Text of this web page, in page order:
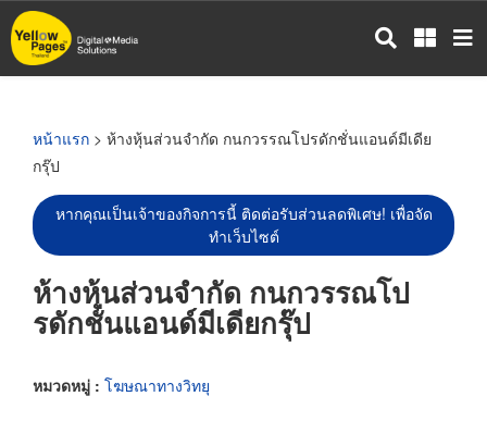
ข้าม
ไป
หน้าแรก > ห้างหุ้นส่วนจำกัด กนกวรรณโปรดักชั่นแอนด์มีเดีย
กรุ๊ป
หากคุณเป็นเจ้าของกิจการนี้ ติดต่อรับส่วนลดพิเศษ! เพื่อจัด
ทำเว็บไซต์
ห้างหุ้นส่วนจำกัด กนกวรรณโป
รดักชั่นแอนด์มีเดียกรุ๊ป
หมวดหมู่ : โฆษณาทางวิทยุ